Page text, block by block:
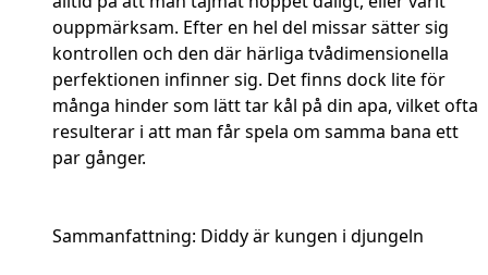
ouppmärksam. Efter en hel del missar sätter sig
kontrollen och den där härliga tvådimensionella
perfektionen infinner sig. Det finns dock lite för
många hinder som lätt tar kål på din apa, vilket ofta
resulterar i att man får spela om samma bana ett
par gånger.
Sammanfattning: Diddy är kungen i djungeln